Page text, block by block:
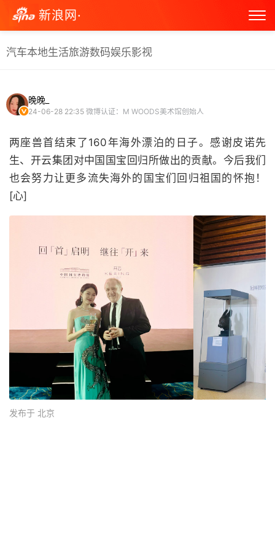
新浪网·
汽车本地生活旅游数码娱乐影视
晚晚_
24-06-28 22:35 微博认证：M WOODS美术馆创始人
两座兽首结束了160年海外漂泊的日子。感谢皮诺先
生、开云集团对中国国宝回归所做出的贡献。今后我们
也会努力让更多流失海外的国宝们回归祖国的怀抱！
[心] ​
发布于 北京